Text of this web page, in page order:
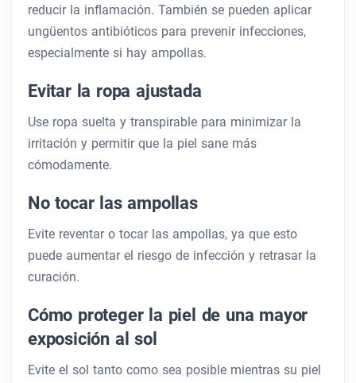
reducir la inflamación. También se pueden aplicar
ungüentos antibióticos para prevenir infecciones,
especialmente si hay ampollas.
Evitar la ropa ajustada
Use ropa suelta y transpirable para minimizar la
irritación y permitir que la piel sane más
cómodamente.
No tocar las ampollas
Evite reventar o tocar las ampollas, ya que esto
puede aumentar el riesgo de infección y retrasar la
curación.
Cómo proteger la piel de una mayor
exposición al sol
Evite el sol tanto como sea posible mientras su piel